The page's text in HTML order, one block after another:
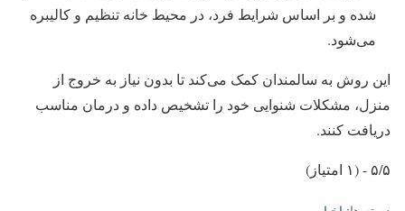
شده و بر اساس شرایط فرد، در محیط خانه تنظیم و کالیبره
می‌شود.
این روش به سالمندان کمک می‌کند تا بدون نیاز به خروج از
منزل، مشکلات شنوایی خود را تشخیص داده و درمان مناسب
دریافت کنند.
۵/۵ - (۱ امتیاز)